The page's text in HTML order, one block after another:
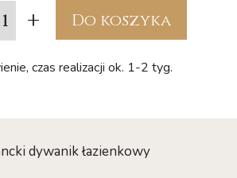
+ Do koszyka
czas realizacji ok. 1-2 tyg.
dywanik łazienkowy